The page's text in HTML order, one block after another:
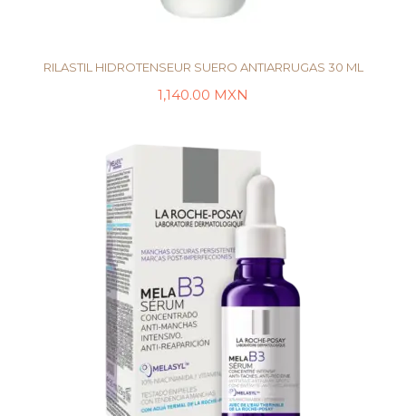
RILASTIL HIDROTENSEUR SUERO ANTIARRUGAS 30 ML
1,140.00 MXN